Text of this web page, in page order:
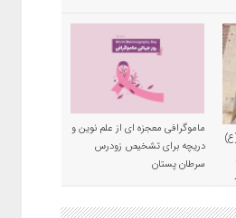
ماموگرافی معجزه ای از علم نوین و
دریچه برای تشخیص زودرس
سرطان پستان